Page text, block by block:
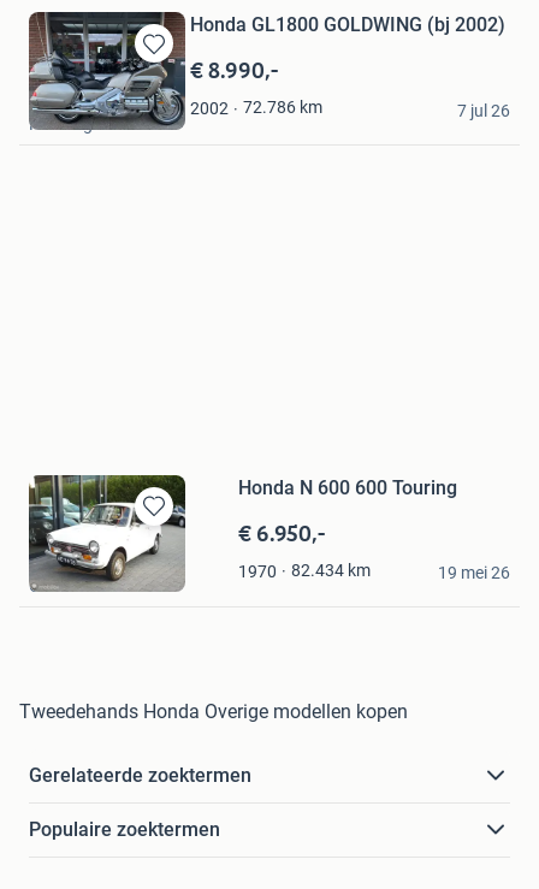
Bewaren
in
Mijn
Favorieten
Honda GL1800 GOLDWING (bj 2002)
€ 8.990,-
2002 72.786 km
Snoek Motoren
Heerhugowaard
7 jul 26
Bewaren
in
Mijn
Favorieten
Honda N 600 600 Touring
€ 6.950,-
1970 82.434 km
Rob Wolthuis Auto's
Oldenzaal
19 mei 26
Tweedehands Honda Overige modellen kopen
Gerelateerde zoektermen
Populaire zoektermen